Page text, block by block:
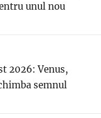
unul nou
2026: Venus,
semnul